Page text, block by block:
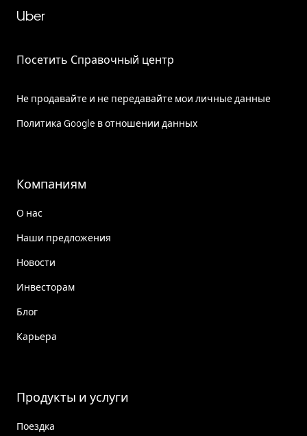
Uber
Посетить Справочный центр
Не продавайте и не передавайте мои личные данные
Политика Google в отношении данных
Компаниям
О нас
Наши предложения
Новости
Инвесторам
Блог
Карьера
Продукты и услуги
Поездка